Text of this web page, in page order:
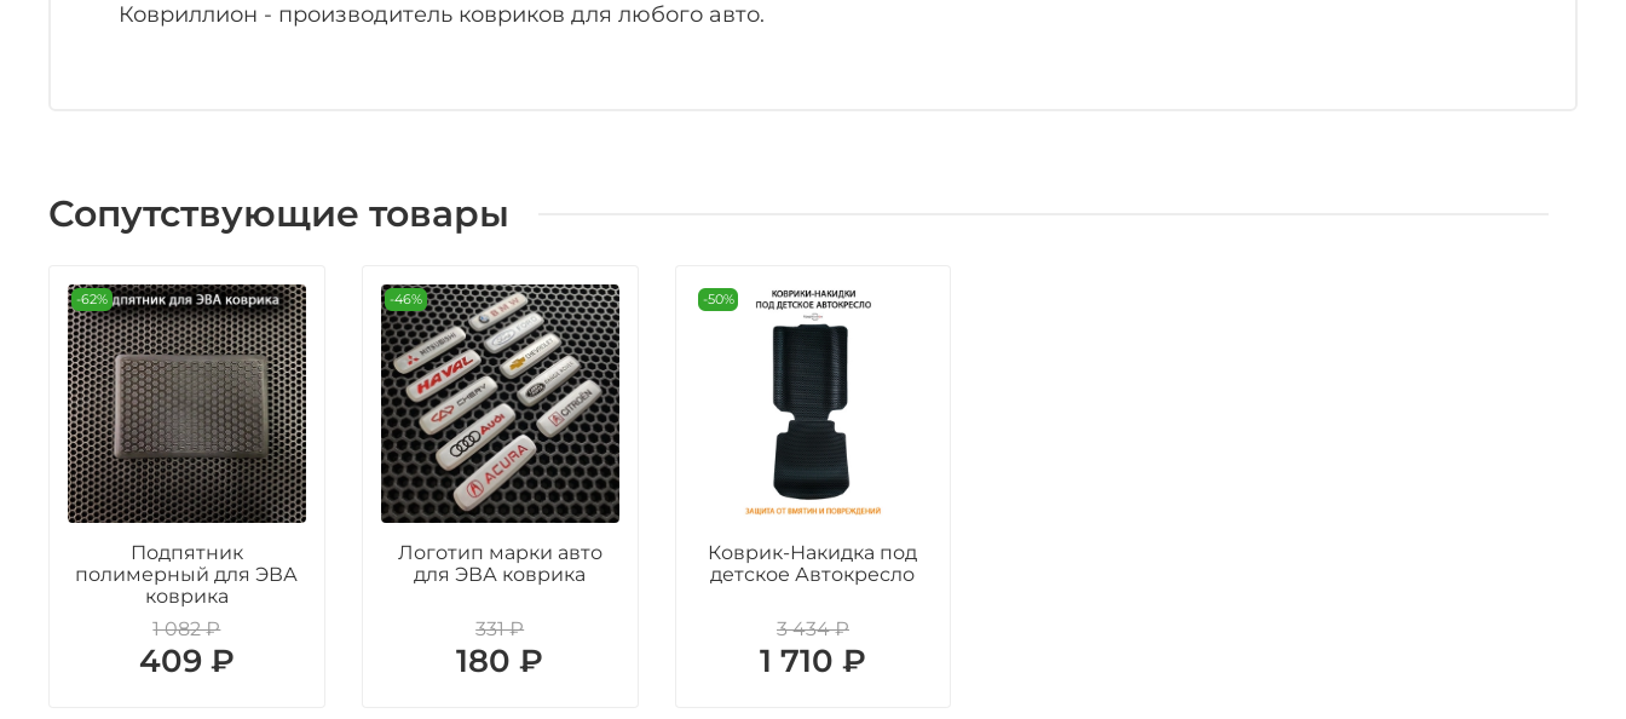
Ковриллион - производитель ковриков для любого авто.
Сопутствующие товары
-62%
Подпятник
полимерный для ЭВА
коврика
1 082 ₽
409 ₽
-46%
Логотип марки авто
для ЭВА коврика
331 ₽
180 ₽
-50%
Коврик-Накидка под
детское Автокресло
3 434 ₽
1 710 ₽